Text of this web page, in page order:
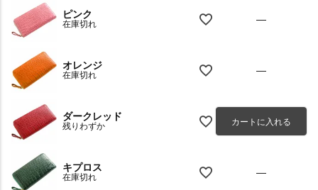
ピンク
在庫切れ —
オレンジ
在庫切れ —
ダークレッド
残りわずか カートに入れる
キプロス
在庫切れ —